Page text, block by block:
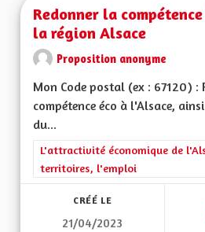
Redonner la
la région Alsace
Proposition anonyme
Mon Code postal (ex : 67120) :
compétence éco à l'Alsace,
du...
Filtrer les résultats de la
L'attractivité économique de
territoires, l'emploi
CRÉÉ LE
21/04/2023